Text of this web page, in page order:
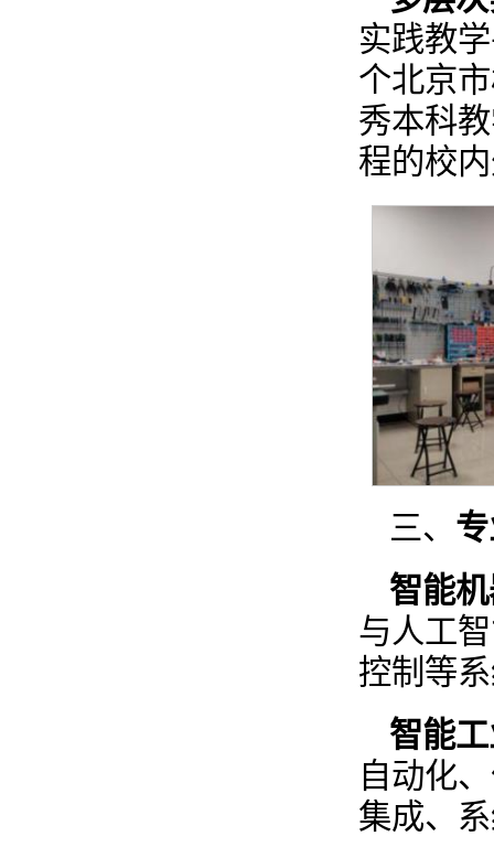
实践教
个北京
秀本科
程的校
三、
智能
与人工
控制等
智能
自动化
集成、